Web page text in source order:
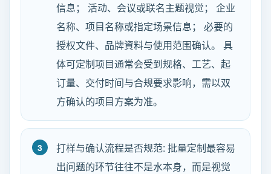
信息； 活动、会议或联名主题视觉； 企业
名称、项目名称或指定场景信息； 必要的
授权文件、品牌資料与使用范围确认。 具
体可定制项目通常会受到规格、工艺、起
订量、交付时间与合规要求影响，需以双
方确认的项目方案为准。
打样与确认流程是否规范: 批量定制最容易
出问题的环节往往不是水本身，而是视觉